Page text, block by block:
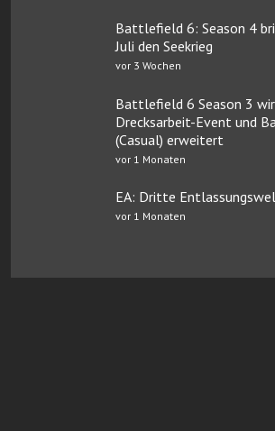
Battlefield 6: Season 4
Juli den Seekrieg
vor 3 Wochen
Battlefield 6 Season 3
Drecksarbeit-Event und
(Casual) erweitert
vor 1 Monaten
EA: Dritte
vor 1 Monaten